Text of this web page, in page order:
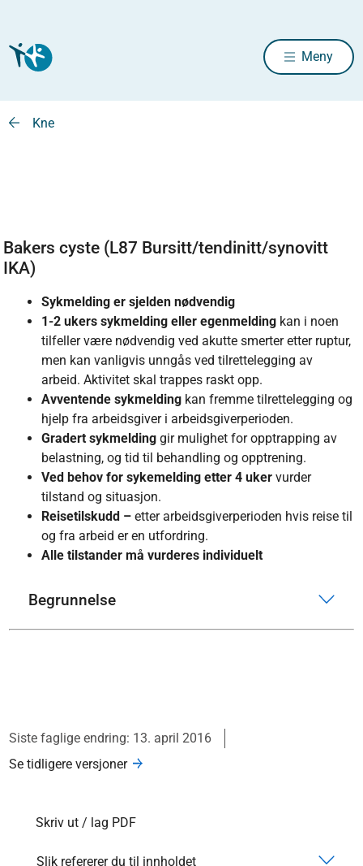
Meny
Kne
Bakers cyste (L87 Bursitt/tendinitt/synovitt
IKA)
Sykmelding er sjelden nødvendig
1-2 ukers sykmelding eller egenmelding kan i noen
tilfeller være nødvendig ved akutte smerter etter ruptur,
men kan vanligvis unngås ved tilrettelegging av
arbeid. Aktivitet skal trappes raskt opp.
Avventende sykmelding kan fremme tilrettelegging og
hjelp fra arbeidsgiver i arbeidsgiverperioden.
Gradert sykmelding gir mulighet for opptrapping av
belastning, og tid til behandling og opptrening.
Ved behov for sykemelding etter 4 uker vurder
tilstand og situasjon.
Reisetilskudd –etter arbeidsgiverperioden hvis reise til
og fra arbeid er en utfordring.
Alle tilstander må vurderes individuelt
Begrunnelse
Siste faglige endring: 13. april 2016
Se tidligere versjoner
Skriv ut / lag PDF
Slik refererer du til innholdet